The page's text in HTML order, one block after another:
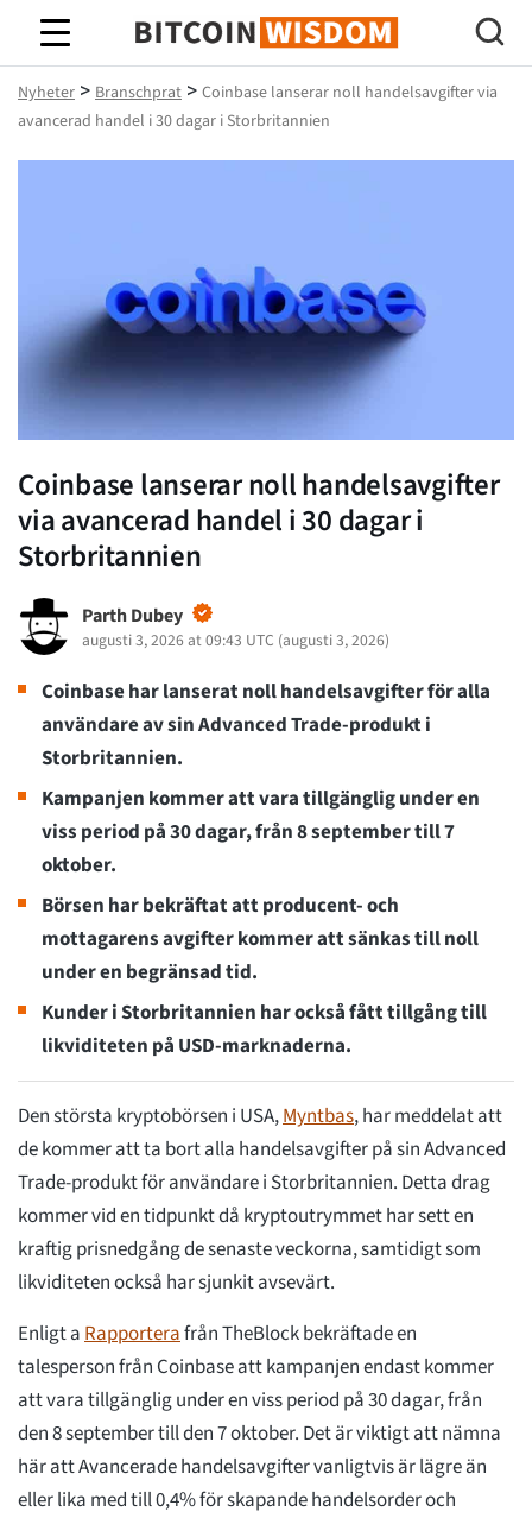
Bitcoin Wisdom
Nyheter > Branschprat > Coinbase lanserar noll handelsavgifter via
avancerad handel i 30 dagar i Storbritannien
Coinbase lanserar noll handelsavgifter
via avancerad handel i 30 dagar i
Storbritannien
Parth Dubey
augusti 3, 2026 at 09:43 UTC (augusti 3, 2026)
Coinbase har lanserat noll handelsavgifter för alla
användare av sin Advanced Trade-produkt i
Storbritannien.
Kampanjen kommer att vara tillgänglig under en
viss period på 30 dagar, från 8 september till 7
oktober.
Börsen har bekräftat att producent- och
mottagarens avgifter kommer att sänkas till noll
under en begränsad tid.
Kunder i Storbritannien har också fått tillgång till
likviditeten på USD-marknaderna.
Den största kryptobörsen i USA,Myntbas, har meddelat att
de kommer att ta bort alla handelsavgifter på sin Advanced
Trade-produkt för användare i Storbritannien. Detta drag
kommer vid en tidpunkt då kryptoutrymmet har sett en
kraftig prisnedgång de senaste veckorna, samtidigt som
likviditeten också har sjunkit avsevärt.
Enligt aRapporterafrån TheBlock bekräftade en
talesperson från Coinbase att kampanjen endast kommer
att vara tillgänglig under en viss period på 30 dagar, från
den 8 september till den 7 oktober. Det är viktigt att nämna
här att Avancerade handelsavgifter vanligtvis är lägre än
eller lika med till 0,4% för skapande handelsorder och